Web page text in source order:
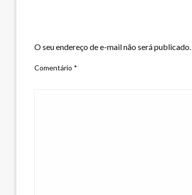
O seu endereço de e-mail não será publicado.
Comentário *